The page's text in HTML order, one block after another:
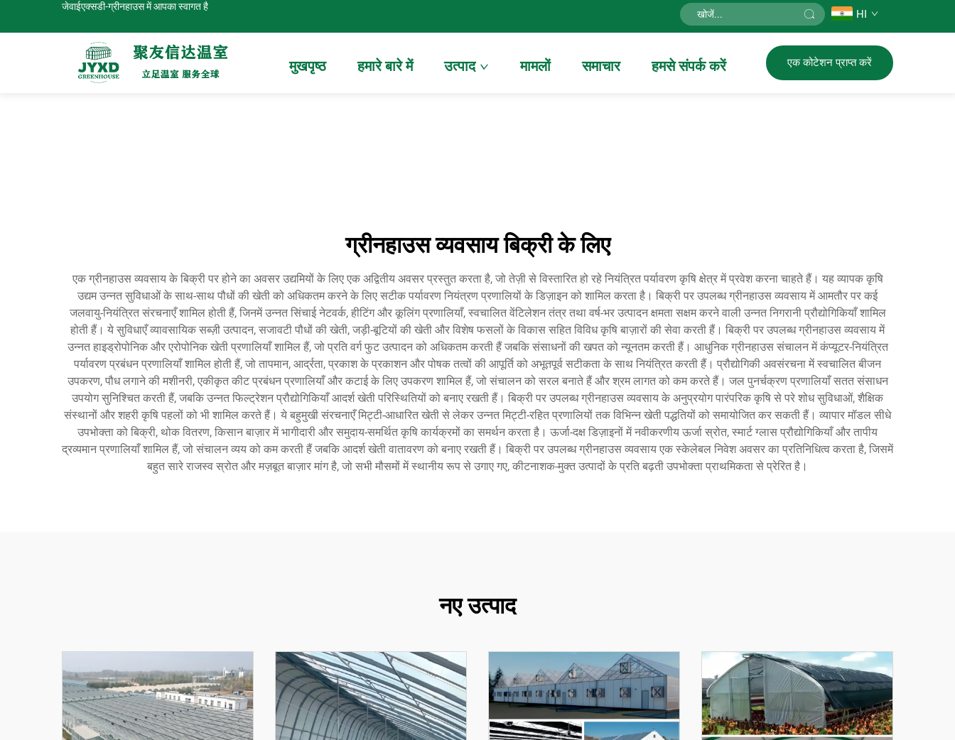
जेवाईएक्सडी-ग्रीनहाउस में आपका स्वागत है
HI
मुखपृष्ठ हमारे बारे में उत्पाद मामलों समाचार हमसे संपर्क करें एक कोटेशन प्राप्त करें
ग्रीनहाउस व्यवसाय बिक्री के लिए
एक ग्रीनहाउस व्यवसाय के बिक्री पर होने का अवसर उद्यमियों के लिए एक अद्वितीय अवसर प्रस्तुत करता है, जो तेज़ी से विस्तारित हो रहे नियंत्रित पर्यावरण कृषि क्षेत्र में प्रवेश करना चाहते हैं। यह व्यापक कृषि
उद्यम उन्नत सुविधाओं के साथ-साथ पौधों की खेती को अधिकतम करने के लिए सटीक पर्यावरण नियंत्रण प्रणालियों के डिज़ाइन को शामिल करता है। बिक्री पर उपलब्ध ग्रीनहाउस व्यवसाय में आमतौर पर कई
जलवायु-नियंत्रित संरचनाएँ शामिल होती हैं, जिनमें उन्नत सिंचाई नेटवर्क, हीटिंग और कूलिंग प्रणालियाँ, स्वचालित वेंटिलेशन तंत्र तथा वर्ष-भर उत्पादन क्षमता सक्षम करने वाली उन्नत निगरानी प्रौद्योगिकियाँ शामिल
होती हैं। ये सुविधाएँ व्यावसायिक सब्ज़ी उत्पादन, सजावटी पौधों की खेती, जड़ी-बूटियों की खेती और विशेष फसलों के विकास सहित विविध कृषि बाज़ारों की सेवा करती हैं। बिक्री पर उपलब्ध ग्रीनहाउस व्यवसाय में
उन्नत हाइड्रोपोनिक और एरोपोनिक खेती प्रणालियाँ शामिल हैं, जो प्रति वर्ग फुट उत्पादन को अधिकतम करती हैं जबकि संसाधनों की खपत को न्यूनतम करती हैं। आधुनिक ग्रीनहाउस संचालन में कंप्यूटर-नियंत्रित
पर्यावरण प्रबंधन प्रणालियाँ शामिल होती हैं, जो तापमान, आर्द्रता, प्रकाश के प्रकाशन और पोषक तत्वों की आपूर्ति को अभूतपूर्व सटीकता के साथ नियंत्रित करती हैं। प्रौद्योगिकी अवसंरचना में स्वचालित बीजन
उपकरण, पौध लगाने की मशीनरी, एकीकृत कीट प्रबंधन प्रणालियाँ और कटाई के लिए उपकरण शामिल हैं, जो संचालन को सरल बनाते हैं और श्रम लागत को कम करते हैं। जल पुनर्चक्रण प्रणालियाँ सतत संसाधन
उपयोग सुनिश्चित करती हैं, जबकि उन्नत फिल्ट्रेशन प्रौद्योगिकियाँ आदर्श खेती परिस्थितियों को बनाए रखती हैं। बिक्री पर उपलब्ध ग्रीनहाउस व्यवसाय के अनुप्रयोग पारंपरिक कृषि से परे शोध सुविधाओं, शैक्षिक
संस्थानों और शहरी कृषि पहलों को भी शामिल करते हैं। ये बहुमुखी संरचनाएँ मिट्टी-आधारित खेती से लेकर उन्नत मिट्टी-रहित प्रणालियों तक विभिन्न खेती पद्धतियों को समायोजित कर सकती हैं। व्यापार मॉडल सीधे
उपभोक्ता को बिक्री, थोक वितरण, किसान बाज़ार में भागीदारी और समुदाय-समर्थित कृषि कार्यक्रमों का समर्थन करता है। ऊर्जा-दक्ष डिज़ाइनों में नवीकरणीय ऊर्जा स्रोत, स्मार्ट ग्लास प्रौद्योगिकियाँ और तापीय
द्रव्यमान प्रणालियाँ शामिल हैं, जो संचालन व्यय को कम करती हैं जबकि आदर्श खेती वातावरण को बनाए रखती हैं। बिक्री पर उपलब्ध ग्रीनहाउस व्यवसाय एक स्केलेबल निवेश अवसर का प्रतिनिधित्व करता है, जिसमें
बहुत सारे राजस्व स्रोत और मज़बूत बाज़ार मांग है, जो सभी मौसमों में स्थानीय रूप से उगाए गए, कीटनाशक-मुक्त उत्पादों के प्रति बढ़ती उपभोक्ता प्राथमिकता से प्रेरित है।
नए उत्पाद